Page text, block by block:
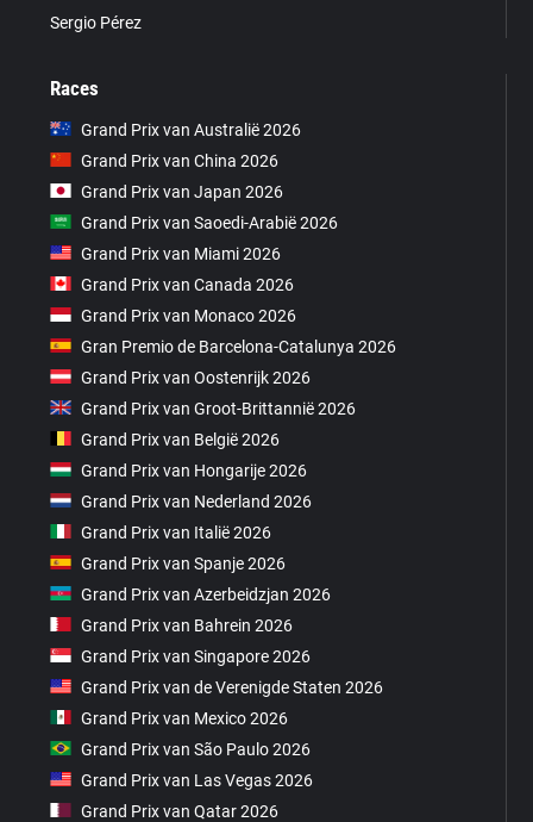
Sergio Pérez
Races
Grand Prix van Australië 2026
Grand Prix van China 2026
Grand Prix van Japan 2026
Grand Prix van Saoedi-Arabië 2026
Grand Prix van Miami 2026
Grand Prix van Canada 2026
Grand Prix van Monaco 2026
Gran Premio de Barcelona-Catalunya 2026
Grand Prix van Oostenrijk 2026
Grand Prix van Groot-Brittannië 2026
Grand Prix van België 2026
Grand Prix van Hongarije 2026
Grand Prix van Nederland 2026
Grand Prix van Italië 2026
Grand Prix van Spanje 2026
Grand Prix van Azerbeidzjan 2026
Grand Prix van Bahrein 2026
Grand Prix van Singapore 2026
Grand Prix van de Verenigde Staten 2026
Grand Prix van Mexico 2026
Grand Prix van São Paulo 2026
Grand Prix van Las Vegas 2026
Grand Prix van Qatar 2026